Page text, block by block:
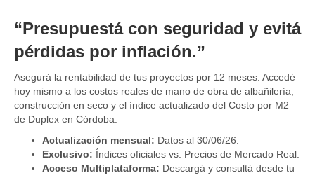
Obra
actualizados
cantidad
“Presupuestá con seguridad y evitá
pérdidas por inflación.”
Asegurá la rentabilidad de tus proyectos por 12 meses. Accedé
hoy mismo a los costos reales de mano de obra de albañilería,
construcción en seco y el índice actualizado del Costo por M2
de Duplex en Córdoba.
Actualización mensual: Datos al 30/06/26.
Exclusivo: Índices oficiales vs. Precios de Mercado Real.
Acceso Multiplataforma: Descargá y consultá desde tu